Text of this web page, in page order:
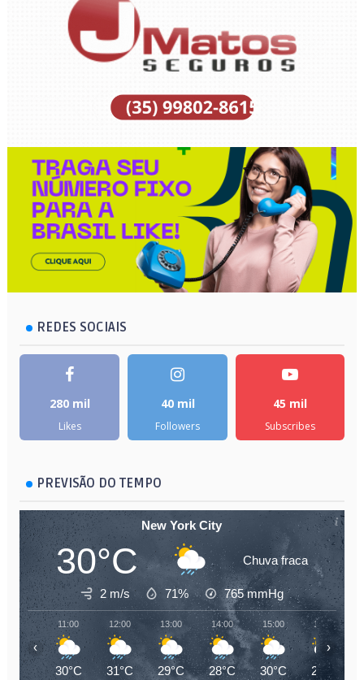
REDES SOCIAIS
280 mil
Likes
40 mil
Followers
45 mil
Subscribes
PREVISÃO DO TEMPO
New York City
30°C Chuva fraca
2 m/s 71% 765mmHg
11:00
30°C
12:00
31°C
13:00
29°C
14:00
28°C
15:00
30°C
16:00
29°C
‹ ›